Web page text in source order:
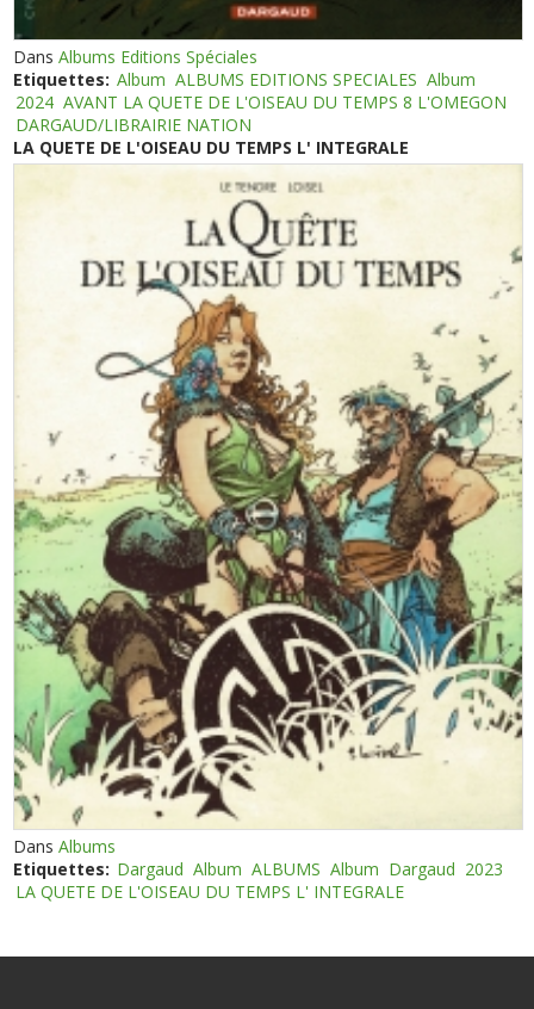
DansAlbums Editions Spéciales
Etiquettes: Album ALBUMS EDITIONS SPECIALES Album
2024 AVANT LA QUETE DE L'OISEAU DU TEMPS 8 L'OMEGON
DARGAUD/LIBRAIRIE NATION
LA QUETE DE L'OISEAU DU TEMPS L' INTEGRALE
DansAlbums
Etiquettes: Dargaud Album ALBUMS Album Dargaud 2023
LA QUETE DE L'OISEAU DU TEMPS L' INTEGRALE